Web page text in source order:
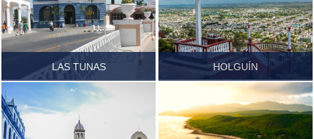
LAS TUNAS
Führer.pdf
HOLGUÍN
Führer.pdf